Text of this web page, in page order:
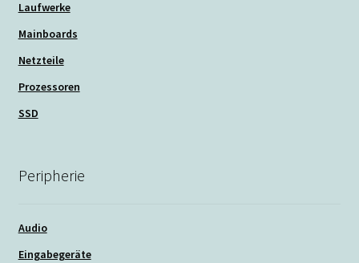
Laufwerke
Mainboards
Netzteile
Prozessoren
SSD
Peripherie
Audio
Eingabegeräte